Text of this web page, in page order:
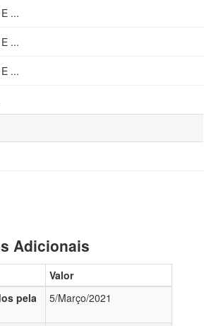
...
...
...
Adicionais
Valor
pela
5/Março/2021